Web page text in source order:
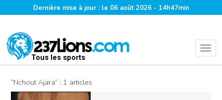
Dernière mise à jour : le 06 août 2026 - 14h47min
Tous les sports
“Nchout Ajara” : 1 articles